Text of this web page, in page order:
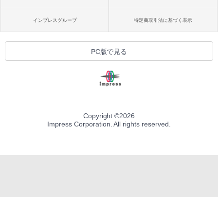
インプレスグループ 特定商取引法に基づく表示
PC版で見る
Copyright ©2026
Impress Corporation. All rights reserved.